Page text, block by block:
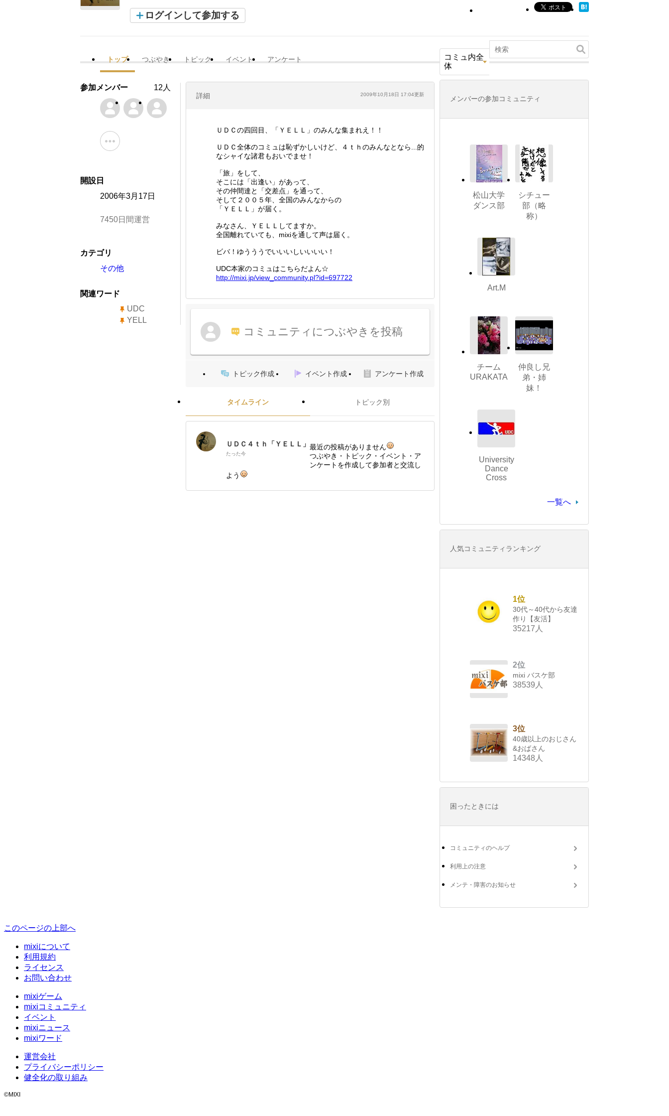
ログインして参加する
トップ つぶやき トピック イベント アンケート
コミュ内全
体
詳細 2009年10月18日 17:04更新
ＵＤＣの四回目、「ＹＥＬＬ」のみんな集まれえ！！
ＵＤＣ全体のコミュは恥ずかしいけど、４ｔｈのみんなとなら...的
なシャイな諸君もおいでませ！
「旅」をして、
そこには「出逢い」があって、
その仲間達と「交差点」を通って、
そして２００５年、全国のみんなからの
「ＹＥＬＬ」が届く。
みなさん、ＹＥＬＬしてますか。
全国離れていても、mixiを通して声は届く。
ビバ！ゆうううでいいいしいいいい！
UDC本家のコミュはこちらだよん☆
http://mixi.jp/view_community.pl?id=697722
コミュニティにつぶやきを投稿
トピック作成 イベント作成 アンケート作成
タイムライン トピック別
ＵＤＣ４ｔｈ「ＹＥＬＬ」
たった今
最近の投稿がありません
つぶやき・トピック・イベント・ア
ンケートを作成して参加者と交流し
よう
参加メンバー 12人
開設日
2006年3月17日
7450日間運営
カテゴリ
その他
関連ワード
UDC
YELL
メンバーの参加コミュニティ
松山大学
ダンス部
シチュー
部（略
称）
Art.M
チーム
URAKATA
仲良し兄
弟・姉
妹！
University
Dance
Cross
一覧へ
人気コミュニティランキング
1位
30代～40代から友達
作り【友活】
35217人
2位
mixi バスケ部
38539人
3位
40歳以上のおじさん
&おばさん
14348人
困ったときには
コミュニティのヘルプ
利用上の注意
メンテ・障害のお知らせ
このページの上部へ
mixiについて
利用規約
ライセンス
お問い合わせ
mixiゲーム
mixiコミュニティ
イベント
mixiニュース
mixiワード
運営会社
プライバシーポリシー
健全化の取り組み
©MIXI